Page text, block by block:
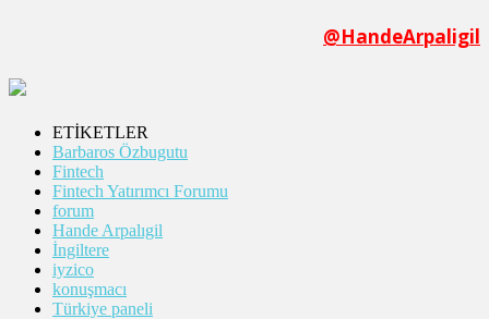
@HandeArpaligil
ETİKETLER
Barbaros Özbugutu
Fintech
Fintech Yatırımcı Forumu
forum
Hande Arpalıgil
İngiltere
iyzico
konuşmacı
Türkiye paneli